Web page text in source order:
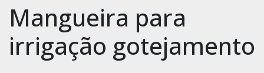
Mangueira para
irrigação gotejamento